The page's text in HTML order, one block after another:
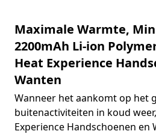
Maximale Warmte,
2200mAh Li-ion
Heat Experience
Wanten
Wanneer het aankomt op het
buitenactiviteiten in koud
Experience Handschoenen en